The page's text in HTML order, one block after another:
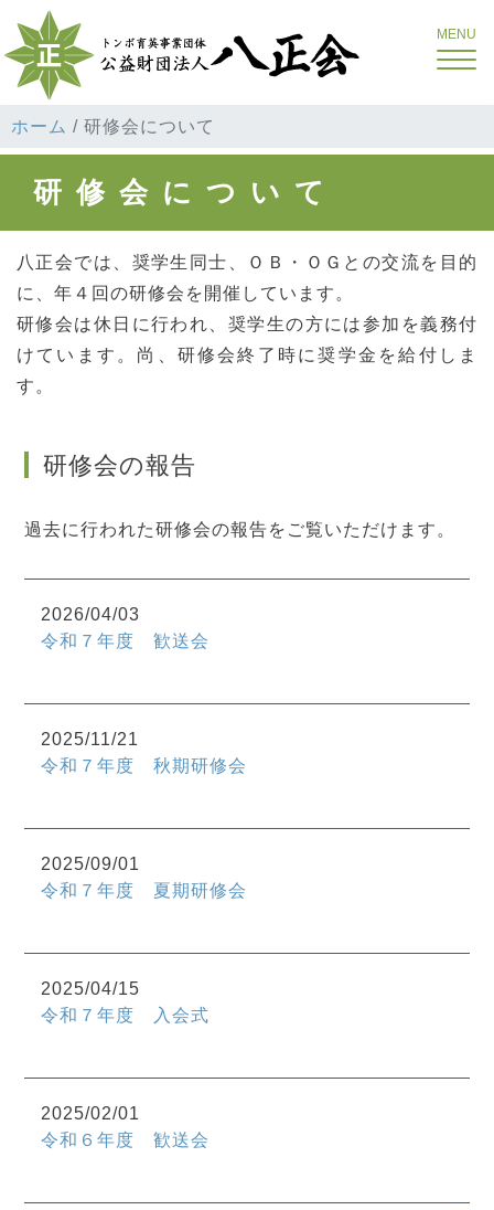
ホーム 研修会について
研修会について
八正会では、奨学生同士、ＯＢ・ＯＧとの交流を目的
に、年４回の研修会を開催しています。
研修会は休日に行われ、奨学生の方には参加を義務付
けています。尚、研修会終了時に奨学金を給付しま
す。
研修会の報告
過去に行われた研修会の報告をご覧いただけます。
2026/04/03
令和７年度 歓送会
2025/11/21
令和７年度 秋期研修会
2025/09/01
令和７年度 夏期研修会
2025/04/15
令和７年度 入会式
2025/02/01
令和６年度 歓送会